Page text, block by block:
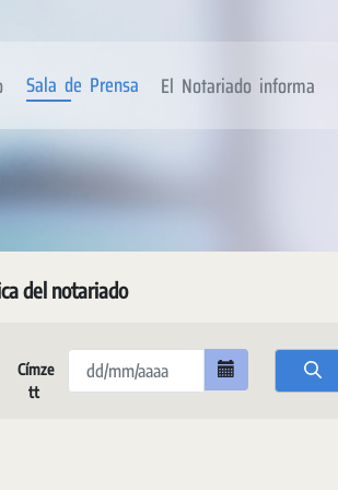
Sala de Prensa El Notariado informa
del notariado
Címze
tt